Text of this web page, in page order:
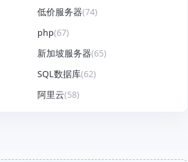
低价服务器(74)
php(67)
新加坡服务器(65)
SQL数据库(62)
阿里云(58)